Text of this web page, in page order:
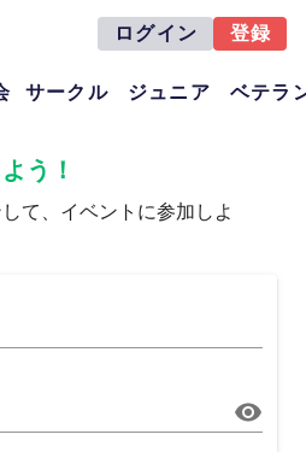
ログイン 登録
サークル ジュニア ベテラ
う！
て、イベントに参加しよ